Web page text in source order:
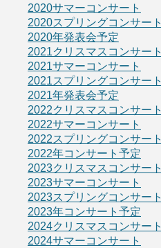
2020サマーコンサート
2020スプリングコンサート
2020年発表会予定
2021クリスマスコンサート
2021サマーコンサート
2021スプリングコンサート
2021年発表会予定
2022クリスマスコンサート
2022サマーコンサート
2022スプリングコンサート
2022年コンサート予定
2023クリスマスコンサート
2023サマーコンサート
2023スプリングコンサート
2023年コンサート予定
2024クリスマスコンサート
2024サマーコンサート